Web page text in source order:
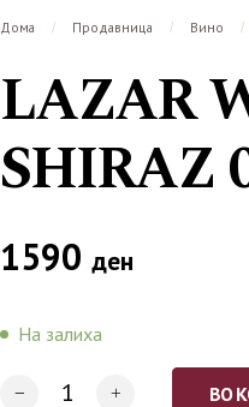
Дома / Продавница / Вино /
LAZAR
SHIRAZ
1590 ден
На залиха
ВО